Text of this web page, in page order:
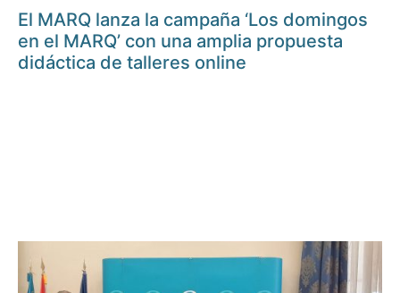
El MARQ lanza la campaña ‘Los domingos
en el MARQ’ con una amplia propuesta
didáctica de talleres online